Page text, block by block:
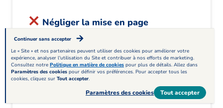
Négliger la mise en page
La présentation générale de votre
CV de mécanicieninfluence votre
recruteur. Négliger la mise en page
serait une terrible erreur. En effet,
votre métier de mécanicien demande
Continuer sans accepter
Le « Site » et nos partenaires peuvent utiliser des cookies pour améliorer votre
expérience, analyser l'utilisation du Site et contribuer à nos efforts de marketing.
Consultez notre Politique en matière de cookies pour plus de détails. Allez dans
Paramètres des cookies pour définir vos préférences. Pour accepter tous les
cookies, cliquez sur Tout accepter.
Tout accepter
Paramètres des cookies